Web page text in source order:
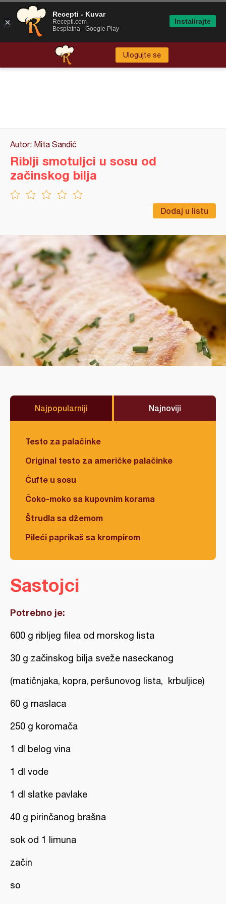
Ulogujte se
Autor: Mita Sandić
Dodaj u listu
Riblji smotuljci u sosu od
začinskog bilja
Najpopularniji Najnoviji
Testo za palačinke
Original testo za američke palačinke
Ćufte u sosu
Čoko-moko sa kupovnim korama
Štrudla sa džemom
Pileći paprikaš sa krompirom
Sastojci
Potrebno je:
600 g ribljeg filea od morskog lista
30 g začinskog bilja sveže naseckanog
(matičnjaka, kopra, peršunovog lista, krbuljice)
60 g maslaca
250 g koromača
1 dl belog vina
1 dl vode
1 dl slatke pavlake
40 g pirinčanog brašna
sok od 1 limuna
začin
so
Recepti - Kuvar
Recepti.com
Besplatna - Google Play
Instalirajte